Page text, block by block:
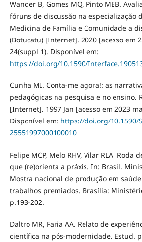
Wander B, Gomes MQ, Pinto MEB.
fóruns de discussão na especialização
Medicina de Família e Comunidade a
(Botucatu) [Internet]. 2020 [acesso em
24(suppl 1). Disponível em:
https://doi.org/10.1590/
Cunha MI. Conta-me agora!: as
pedagógicas na pesquisa e no ensino.
[Internet]. 1997 Jan [acesso em 2023
Disponível em: https://doi.org/10.1590/
25551997000100010
Felipe MCP, Melo RHV, Vilar RLA. Roda
que (re)orienta a práxis. In: Brasil.
Mostra nacional de produção em
trabalhos premiados. Brasília:
p.193-202.
Daltro MR, Faria AA. Relato de
científica na pós-modernidade. Estud.